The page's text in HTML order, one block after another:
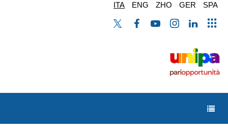
ITA ENG ZHO GER SPA